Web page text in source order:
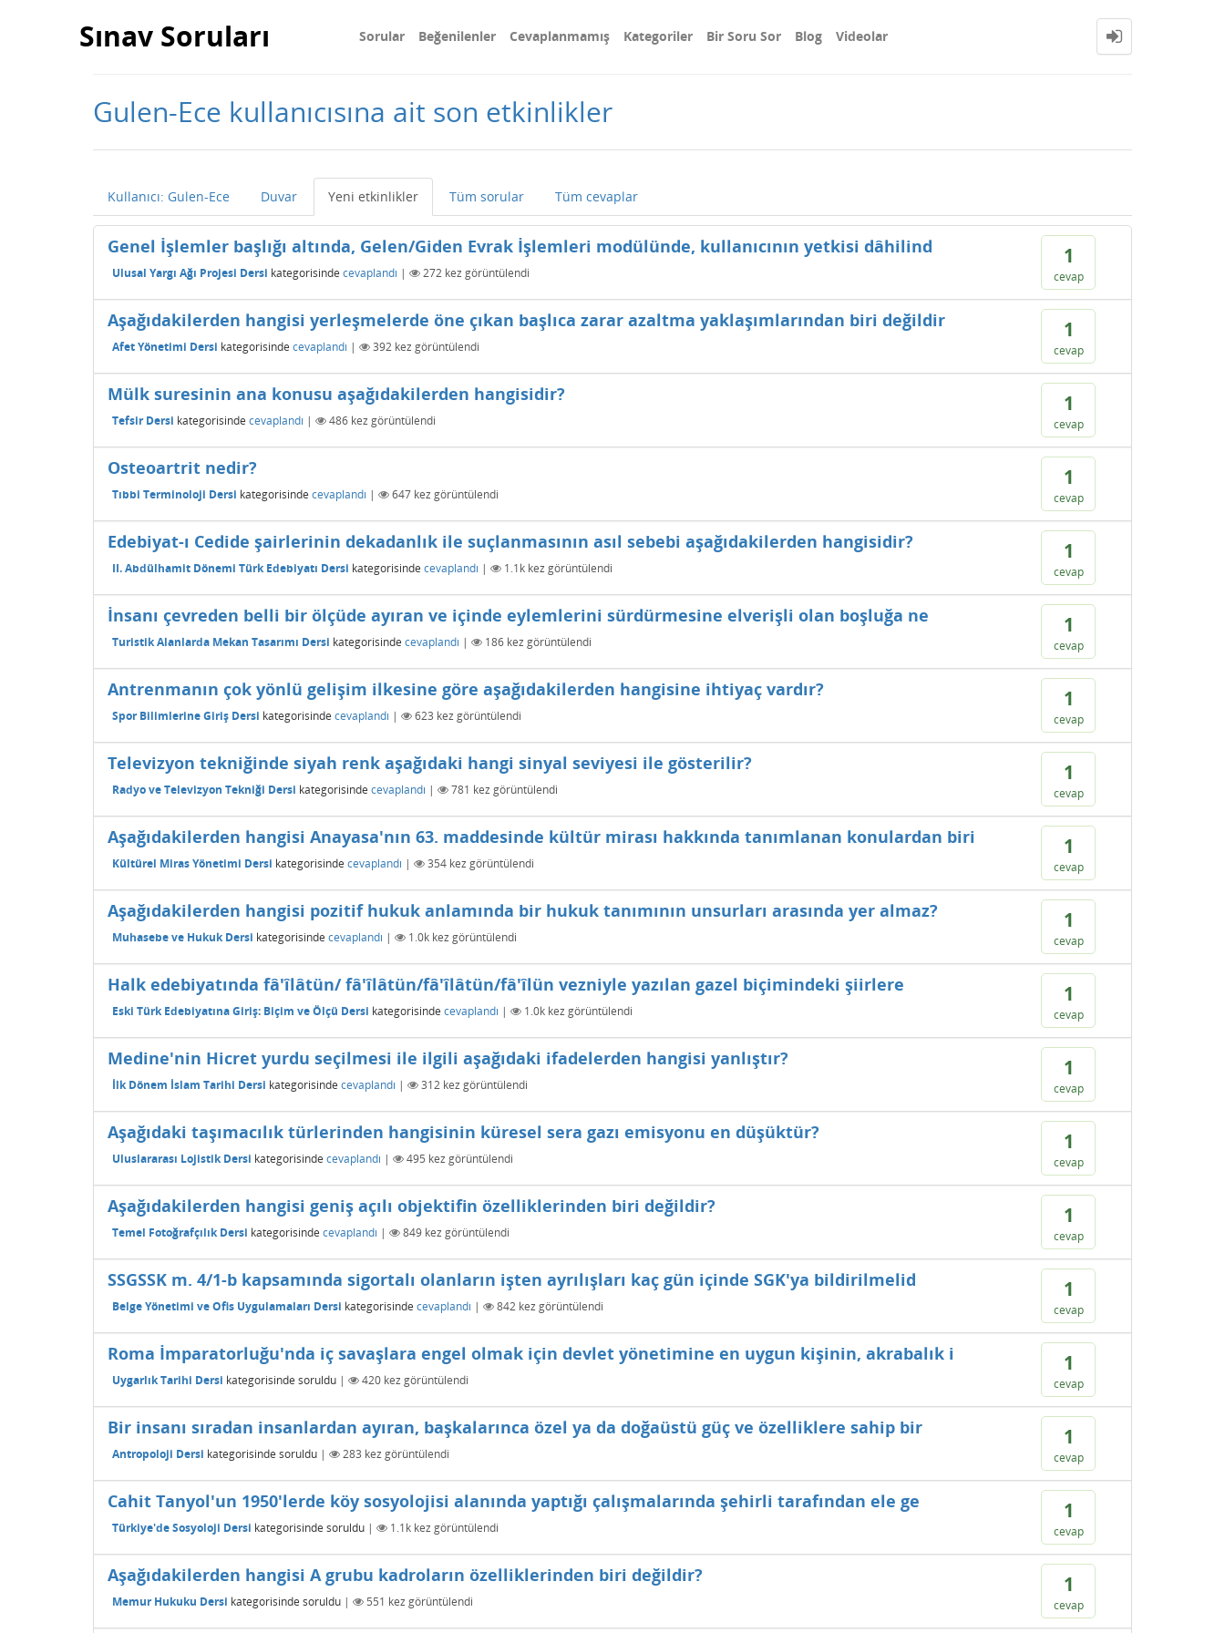
Sınav Soruları Sorular Beğenilenler Cevaplanmamış Kategoriler Bir Soru Sor Blog Videolar
Gulen-Ece kullanıcısına ait son etkinlikler
Kullanıcı: Gulen-Ece Duvar Yeni etkinlikler Tüm sorular Tüm cevaplar
1
cevap
Genel İşlemler başlığı altında, Gelen/Giden Evrak İşlemleri modülünde, kullanıcının yetkisi dâhilind
Ulusal Yargı Ağı Projesi Dersi kategorisinde cevaplandı | 272 kez görüntülendi
1
cevap
Aşağıdakilerden hangisi yerleşmelerde öne çıkan başlıca zarar azaltma yaklaşımlarından biri değildir
Afet Yönetimi Dersi kategorisinde cevaplandı | 392 kez görüntülendi
1
cevap
Mülk suresinin ana konusu aşağıdakilerden hangisidir?
Tefsir Dersi kategorisinde cevaplandı | 486 kez görüntülendi
1
cevap
Osteoartrit nedir?
Tıbbi Terminoloji Dersi kategorisinde cevaplandı | 647 kez görüntülendi
1
cevap
Edebiyat-ı Cedide şairlerinin dekadanlık ile suçlanmasının asıl sebebi aşağıdakilerden hangisidir?
II. Abdülhamit Dönemi Türk Edebiyatı Dersi kategorisinde cevaplandı | 1.1k kez görüntülendi
1
cevap
İnsanı çevreden belli bir ölçüde ayıran ve içinde eylemlerini sürdürmesine elverişli olan boşluğa ne
Turistik Alanlarda Mekan Tasarımı Dersi kategorisinde cevaplandı | 186 kez görüntülendi
1
cevap
Antrenmanın çok yönlü gelişim ilkesine göre aşağıdakilerden hangisine ihtiyaç vardır?
Spor Bilimlerine Giriş Dersi kategorisinde cevaplandı | 623 kez görüntülendi
1
cevap
Televizyon tekniğinde siyah renk aşağıdaki hangi sinyal seviyesi ile gösterilir?
Radyo ve Televizyon Tekniği Dersi kategorisinde cevaplandı | 781 kez görüntülendi
1
cevap
Aşağıdakilerden hangisi Anayasa'nın 63. maddesinde kültür mirası hakkında tanımlanan konulardan biri
Kültürel Miras Yönetimi Dersi kategorisinde cevaplandı | 354 kez görüntülendi
1
cevap
Aşağıdakilerden hangisi pozitif hukuk anlamında bir hukuk tanımının unsurları arasında yer almaz?
Muhasebe ve Hukuk Dersi kategorisinde cevaplandı | 1.0k kez görüntülendi
1
cevap
Halk edebiyatında fâ'îlâtün/ fâ'îlâtün/fâ'îlâtün/fâ'îlün vezniyle yazılan gazel biçimindeki şiirlere
Eski Türk Edebiyatına Giriş: Biçim ve Ölçü Dersi kategorisinde cevaplandı | 1.0k kez görüntülendi
1
cevap
Medine'nin Hicret yurdu seçilmesi ile ilgili aşağıdaki ifadelerden hangisi yanlıştır?
İlk Dönem İslam Tarihi Dersi kategorisinde cevaplandı | 312 kez görüntülendi
1
cevap
Aşağıdaki taşımacılık türlerinden hangisinin küresel sera gazı emisyonu en düşüktür?
Uluslararası Lojistik Dersi kategorisinde cevaplandı | 495 kez görüntülendi
1
cevap
Aşağıdakilerden hangisi geniş açılı objektifin özelliklerinden biri değildir?
Temel Fotoğrafçılık Dersi kategorisinde cevaplandı | 849 kez görüntülendi
1
cevap
SSGSSK m. 4/1-b kapsamında sigortalı olanların işten ayrılışları kaç gün içinde SGK'ya bildirilmelid
Belge Yönetimi ve Ofis Uygulamaları Dersi kategorisinde cevaplandı | 842 kez görüntülendi
1
cevap
Roma İmparatorluğu'nda iç savaşlara engel olmak için devlet yönetimine en uygun kişinin, akrabalık i
Uygarlık Tarihi Dersi kategorisinde soruldu | 420 kez görüntülendi
1
cevap
Bir insanı sıradan insanlardan ayıran, başkalarınca özel ya da doğaüstü güç ve özelliklere sahip bir
Antropoloji Dersi kategorisinde soruldu | 283 kez görüntülendi
1
cevap
Cahit Tanyol'un 1950'lerde köy sosyolojisi alanında yaptığı çalışmalarında şehirli tarafından ele ge
Türkiye'de Sosyoloji Dersi kategorisinde soruldu | 1.1k kez görüntülendi
1
cevap
Aşağıdakilerden hangisi A grubu kadroların özelliklerinden biri değildir?
Memur Hukuku Dersi kategorisinde soruldu | 551 kez görüntülendi